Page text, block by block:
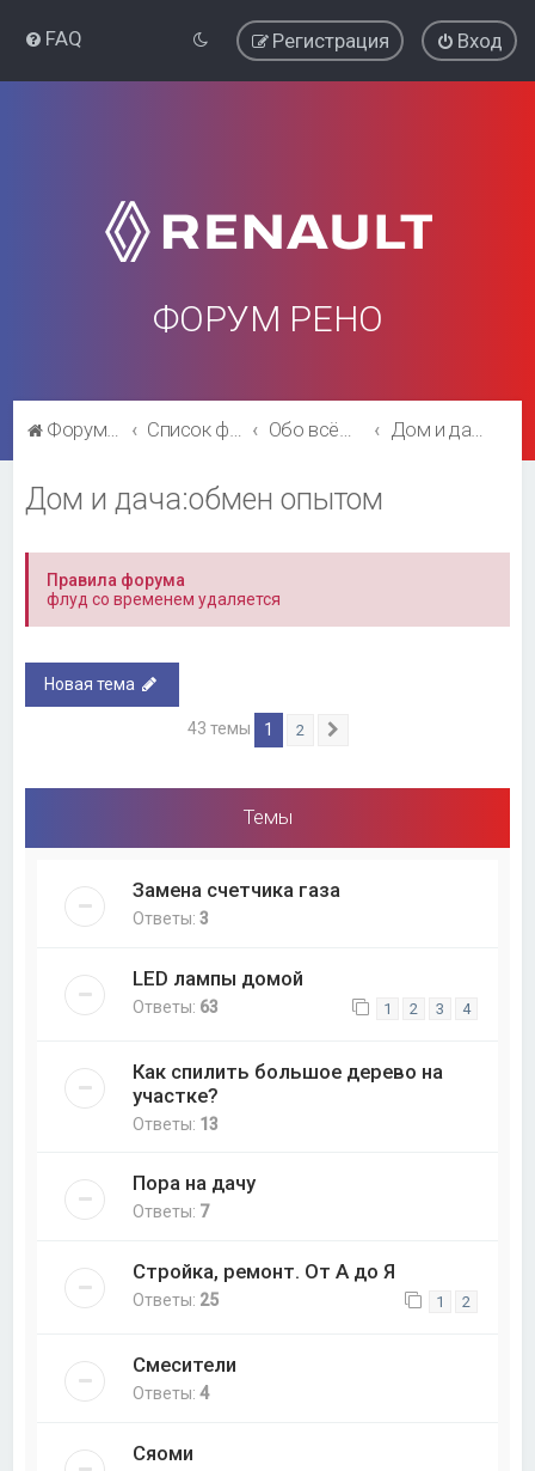
FAQ Вход
Регистрация
ФОРУМ РЕНО
Форум Рено Список форумов Обо всём остальном Дом и дача:обмен опытом
Дом и дача:обмен опытом
Правила форума
флуд со временем удаляется
Новая тема
43 темы 1 2
Темы
Замена счетчика газа
Ответы:3
LED лампы домой
Ответы: 63 1 2 3 4
Как спилить большое дерево на
участке?
Ответы: 13
Пора на дачу
Ответы: 7
Стройка, ремонт. От А до Я
Ответы: 25 1 2
Смесители
Ответы:4
Сяоми